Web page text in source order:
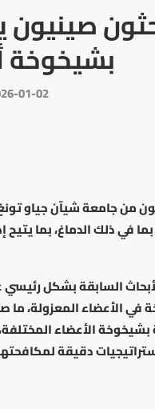
صينيون
بشيخوخة
01-02
من جامعة شيآن جياو
بما في ذلك الدماغ، بما
السابقة بشكل
في الأعضاء المعزولة، ما
بشيخوخة الأعضاء
دقيقة